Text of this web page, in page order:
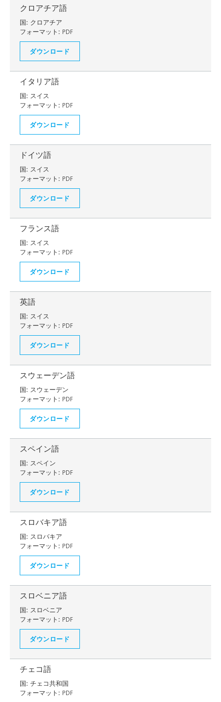
クロアチア語
国: クロアチア
フォーマット: PDF
ダウンロード
イタリア語
国: スイス
フォーマット: PDF
ダウンロード
ドイツ語
国: スイス
フォーマット: PDF
ダウンロード
フランス語
国: スイス
フォーマット: PDF
ダウンロード
英語
国: スイス
フォーマット: PDF
ダウンロード
スウェーデン語
国: スウェーデン
フォーマット: PDF
ダウンロード
スペイン語
国: スペイン
フォーマット: PDF
ダウンロード
スロバキア語
国: スロバキア
フォーマット: PDF
ダウンロード
スロベニア語
国: スロベニア
フォーマット: PDF
ダウンロード
チェコ語
国: チェコ共和国
フォーマット: PDF